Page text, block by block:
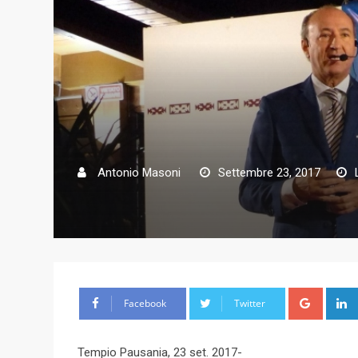
Antonio Masoni Settembre 23, 2017
Facebook Twitter
o
Tempio Pausania, 23 set. 2017-